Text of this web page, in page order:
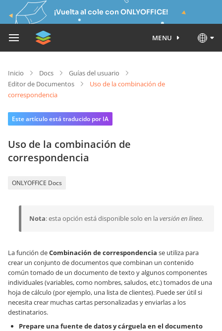
¡Vuelta al cole con ONLYOFFICE!
MENU
Inicio Docs
Guías del usuario
Editor de Documentos
Uso de la combinación de
correspondencia
Este artículo está traducido por IA
Uso de la combinación de
correspondencia
ONLYOFFICE Docs
Nota: esta opción está disponible solo en la versión en línea.
La función deCombinación de correspondencia se utiliza para
crear un conjunto de documentos que combinan un contenido
común tomado de un documento de texto y algunos componentes
individuales (variables, como nombres, saludos, etc.) tomados de una
hoja de cálculo (por ejemplo, una lista de clientes). Puede ser útil si
necesita crear muchas cartas personalizadas y enviarlas a los
destinatarios.
Prepare una fuente de datos y cárguela en el documento